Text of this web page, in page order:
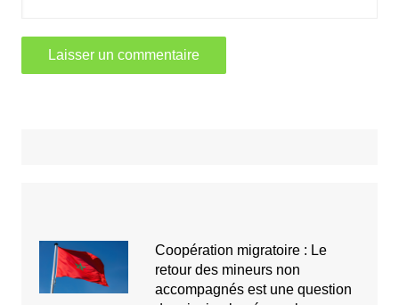
Coopération migratoire : Le
retour des mineurs non
accompagnés est une question